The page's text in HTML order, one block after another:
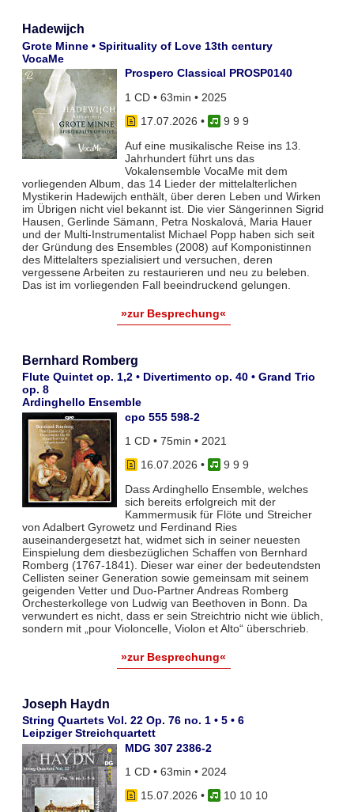
Hadewijch
Grote Minne • Spirituality of Love 13th century
VocaMe
Prospero Classical PROSP0140
1 CD • 63min • 2025
17.07.2026 •
9 9 9
Auf eine musikalische Reise ins 13.
Jahrhundert führt uns das
Vokalensemble VocaMe mit dem
vorliegenden Album, das 14 Lieder der mittelalterlichen
Mystikerin Hadewijch enthält, über deren Leben und Wirken
im Übrigen nicht viel bekannt ist. Die vier Sängerinnen Sigrid
Hausen, Gerlinde Sämann, Petra Noskalová, Maria Hauer
und der Multi-Instrumentalist Michael Popp haben sich seit
der Gründung des Ensembles (2008) auf Komponistinnen
des Mittelalters spezialisiert und versuchen, deren
vergessene Arbeiten zu restaurieren und neu zu beleben.
Das ist im vorliegenden Fall beeindruckend gelungen.
»zur Besprechung«
Bernhard Romberg
Flute Quintet op. 1,2 • Divertimento op. 40 • Grand Trio
op. 8
Ardinghello Ensemble
cpo 555 598-2
1 CD • 75min • 2021
16.07.2026 •
9 9 9
Dass Ardinghello Ensemble, welches
sich bereits erfolgreich mit der
Kammermusik für Flöte und Streicher
von Adalbert Gyrowetz und Ferdinand Ries
auseinandergesetzt hat, widmet sich in seiner neuesten
Einspielung dem diesbezüglichen Schaffen von Bernhard
Romberg (1767-1841). Dieser war einer der bedeutendsten
Cellisten seiner Generation sowie gemeinsam mit seinem
geigenden Vetter und Duo-Partner Andreas Romberg
Orchesterkollege von Ludwig van Beethoven in Bonn. Da
verwundert es nicht, dass er sein Streichtrio nicht wie üblich,
sondern mit „pour Violoncelle, Violon et Alto“ überschrieb.
»zur Besprechung«
Joseph Haydn
String Quartets Vol. 22 Op. 76 no. 1 • 5 • 6
Leipziger Streichquartett
MDG 307 2386-2
1 CD • 63min • 2024
15.07.2026 •
10 10 10